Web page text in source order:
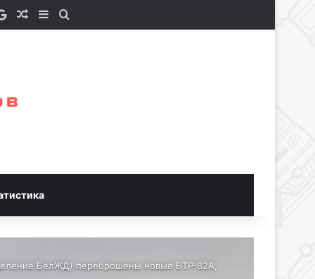
a Coffee
Google News
Случайная статья
Sidebar
БелЖД) переброшены новые БТР-82A,